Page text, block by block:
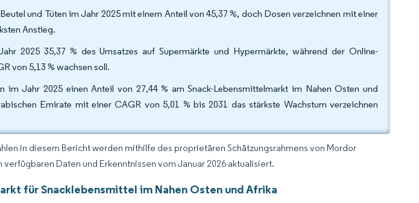
und Tüten im Jahr 2025 mit einem Anteil von 45,37 %, doch Dosen verzeichnen mit einer
Anstieg.
2025 35,37 % des Umsatzes auf Supermärkte und Hypermärkte, während der Online-
von 5,13 % wachsen soll.
im Jahr 2025 einen Anteil von 27,44 % am Snack-Lebensmittelmarkt im Nahen Osten und
Emirate mit einer CAGR von 5,01 % bis 2031 das stärkste Wachstum verzeichnen
in diesem Bericht werden mithilfe des proprietären Schätzungsrahmens von Mordor
Daten und Erkenntnissen vom Januar 2026 aktualisiert.
für Snacklebensmittel im Nahen Osten und Afrika